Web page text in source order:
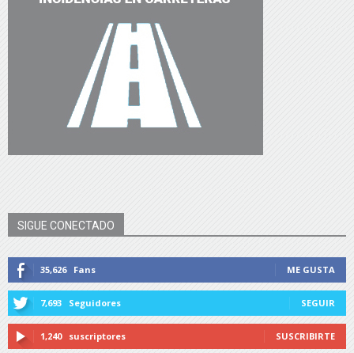
SIGUE CONECTADO
35,626 Fans ME GUSTA
7,693 Seguidores SEGUIR
1,240 suscriptores SUSCRIBIRTE